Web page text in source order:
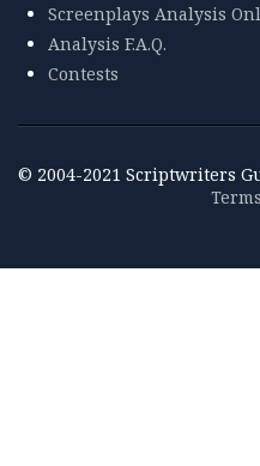
Screenplays Analysis
Analysis F.A.Q.
Contests
© 2004-2021 Scriptwriters